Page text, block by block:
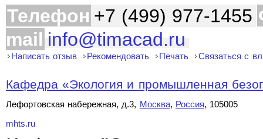
Телефон +7 (499) 977-1455
mail info@timacad.ru
Написать отзыв Рекомендовать Печать Связаться с
Кафедра «Экология и промышленная
Лефортовская набережная, д.3, Москва, Россия, 105005
mhts.ru